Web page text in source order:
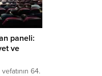
paneli:
ve
64.